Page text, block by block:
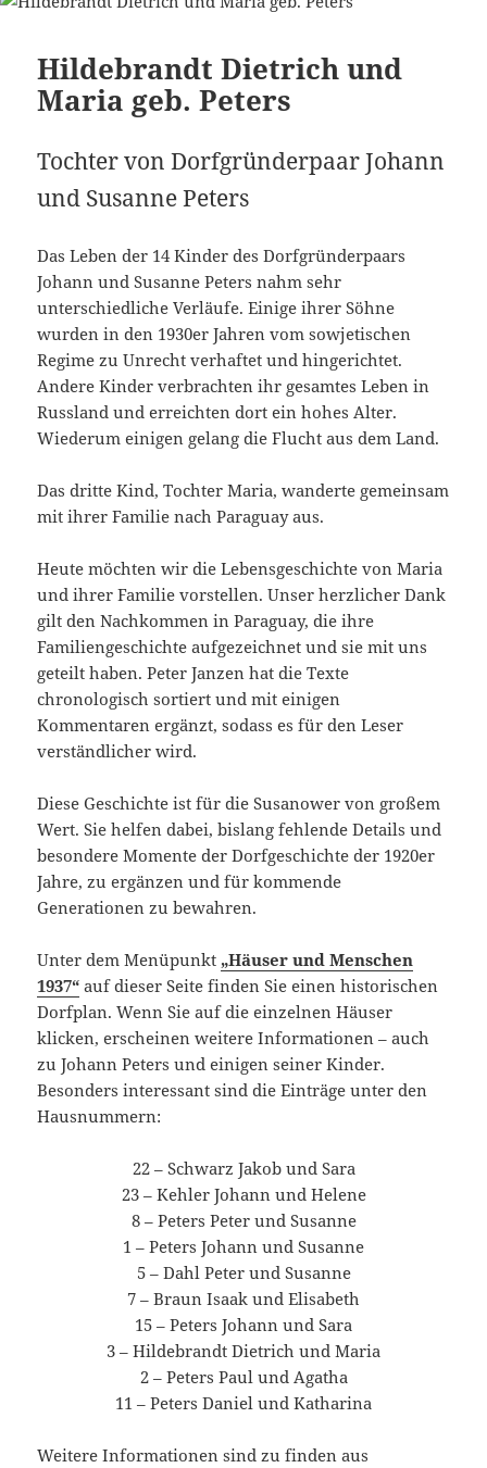
Hildebrandt Dietrich und
Maria geb. Peters
Tochter von Dorfgründerpaar Johann
und Susanne Peters
Das Leben der 14 Kinder des Dorfgründerpaars
Johann und Susanne Peters nahm sehr
unterschiedliche Verläufe. Einige ihrer Söhne
wurden in den 1930er Jahren vom sowjetischen
Regime zu Unrecht verhaftet und hingerichtet.
Andere Kinder verbrachten ihr gesamtes Leben in
Russland und erreichten dort ein hohes Alter.
Wiederum einigen gelang die Flucht aus dem Land.
Das dritte Kind, Tochter Maria, wanderte gemeinsam
mit ihrer Familie nach Paraguay aus.
Heute möchten wir die Lebensgeschichte von Maria
und ihrer Familie vorstellen. Unser herzlicher Dank
gilt den Nachkommen in Paraguay, die ihre
Familiengeschichte aufgezeichnet und sie mit uns
geteilt haben. Peter Janzen hat die Texte
chronologisch sortiert und mit einigen
Kommentaren ergänzt, sodass es für den Leser
verständlicher wird.
Diese Geschichte ist für die Susanower von großem
Wert. Sie helfen dabei, bislang fehlende Details und
besondere Momente der Dorfgeschichte der 1920er
Jahre, zu ergänzen und für kommende
Generationen zu bewahren.
Unter dem Menüpunkt „Häuser und Menschen
1937“ auf dieser Seite finden Sie einen historischen
Dorfplan. Wenn Sie auf die einzelnen Häuser
klicken, erscheinen weitere Informationen – auch
zu Johann Peters und einigen seiner Kinder.
Besonders interessant sind die Einträge unter den
Hausnummern:
22 – Schwarz Jakob und Sara
23 – Kehler Johann und Helene
8 – Peters Peter und Susanne
1 – Peters Johann und Susanne
5 – Dahl Peter und Susanne
7 – Braun Isaak und Elisabeth
15 – Peters Johann und Sara
3 – Hildebrandt Dietrich und Maria
2 – Peters Paul und Agatha
11 – Peters Daniel und Katharina
Weitere Informationen sind zu finden aus